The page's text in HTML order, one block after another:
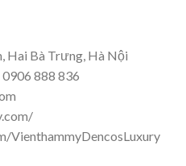
Hai Bà Trưng, Hà Nội
888 836
VienthammyDencosLuxury